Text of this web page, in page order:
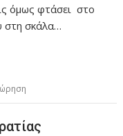
όμως φτάσει στο
στη σκάλα…